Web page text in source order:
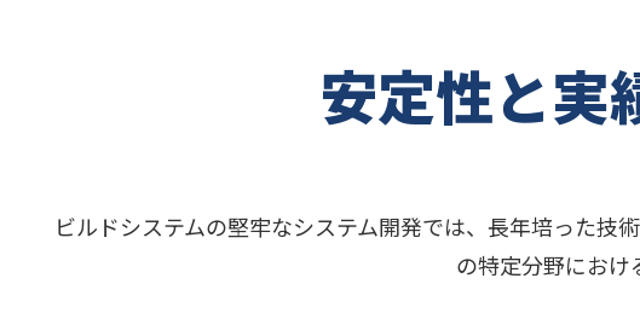
安定性と実
ビルドシステムの堅牢なシステム開発では、長年培った技
の特定分野におけ